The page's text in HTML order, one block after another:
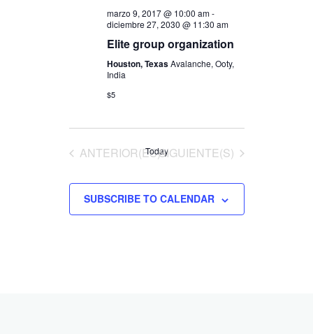
marzo 9, 2017 @ 10:00 am-
diciembre 27, 2030 @ 11:30 am
Elite group organization
Houston, TexasAvalanche, Ooty,
India
$5
EVENTOS
ANTERIOR(ES)
TodayEVENTOS
SIGUIENTE(S)
SUBSCRIBE TO CALENDAR